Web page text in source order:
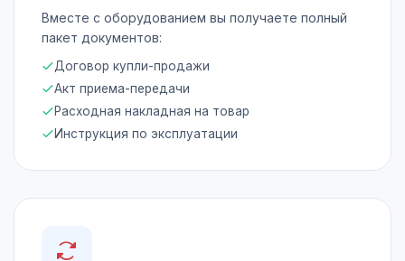
Вместе с оборудованием вы получаете полный
пакет документов:
Договор купли-продажи
Акт приема-передачи
Расходная накладная на товар
Инструкция по эксплуатации